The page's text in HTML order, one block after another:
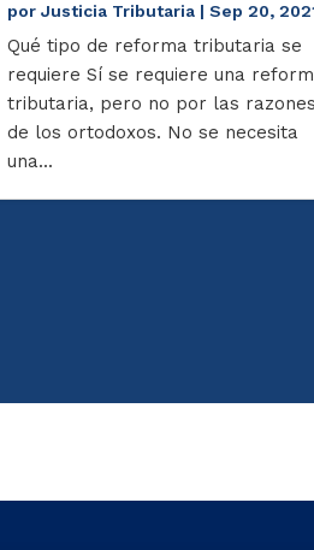
porJusticia Tributaria |Sep 20,
Qué tipo de reforma tributaria se
requiere Sí se requiere una
tributaria, pero no por las razones
de los ortodoxos. No se necesita
una...